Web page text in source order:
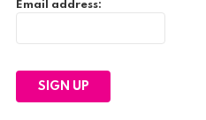
Email address: